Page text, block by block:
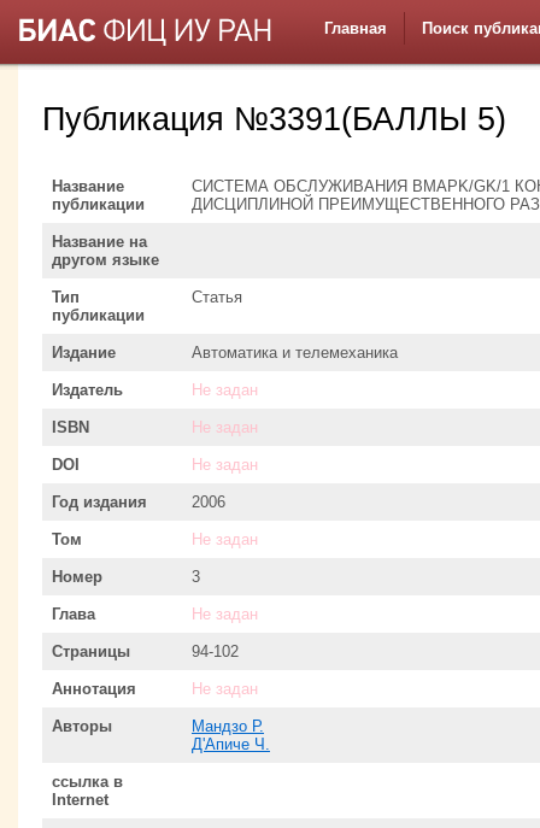
Главная Поиск
Публикация №3391(БАЛЛЫ 5)
Название
публикации
СИСТЕМА ОБСЛУЖИВАНИЯ BMAPK/GK/1
ДИСЦИПЛИНОЙ ПРЕИМУЩЕСТВЕННОГО
Название на
другом языке
Тип
публикации
Статья
Издание Автоматика и телемеханика
Издатель Не задан
ISBN Не задан
DOI Не задан
Год издания 2006
Том Не задан
Номер 3
Глава Не задан
Страницы 94-102
Аннотация Не задан
Авторы
Мандзо Р.
Д'Апиче Ч.
ссылка в
Internet